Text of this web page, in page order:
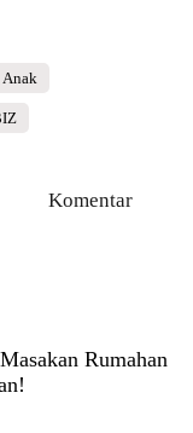
Anak
Komentar
Rumahan